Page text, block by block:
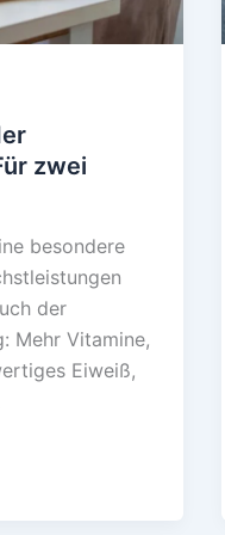
zwei
besondere
der
Mehr Vitamine,
Eiweiß,